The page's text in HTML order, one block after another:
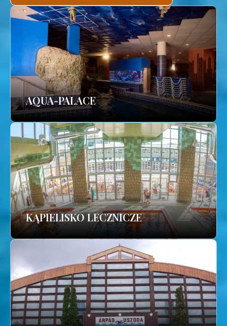
AQUA-PALACE
KĄPIELISKO LECZNICZE